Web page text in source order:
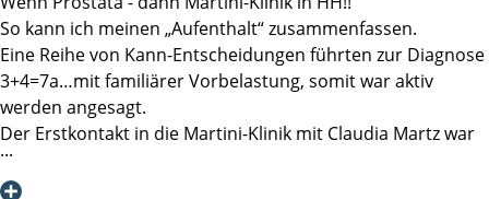
So kann ich meinen „Aufenthalt“ zusammenfassen.
Eine Reihe von Kann-Entscheidungen führten zur Diagnose
3+4=7a…mit familiärer Vorbelastung, somit war aktiv
werden angesagt.
Der Erstkontakt in die Martini-Klinik mit Claudia Martz war
effektiv und beruhigend, selbst nachdem ein Verdi Streik
den Ersttermin verhindert hat, ging es rasch und